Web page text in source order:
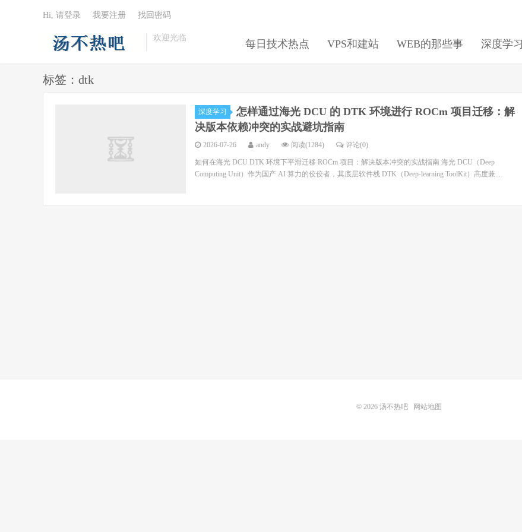
欢迎光临
每日技术热点 VPS和建站 WEB的那些事 深度学习
Hi, 请登录 我要注册 找回密码
标签：dtk
深度学习
怎样通过海光 DCU 的 DTK 环境进行 ROCm 项目迁移：解
决版本依赖冲突的实战避坑指南
2026-07-26 andy 阅读(1284) 评论(0)
如何在海光 DCU DTK 环境下平滑迁移 ROCm 项目：解决版本冲突的实战指南 海光 DCU（Deep
Computing Unit）作为国产 AI 算力的佼佼者，其底层软件栈 DTK（Deep-learning ToolKit）高度兼...
© 2026 汤不热吧 网站地图